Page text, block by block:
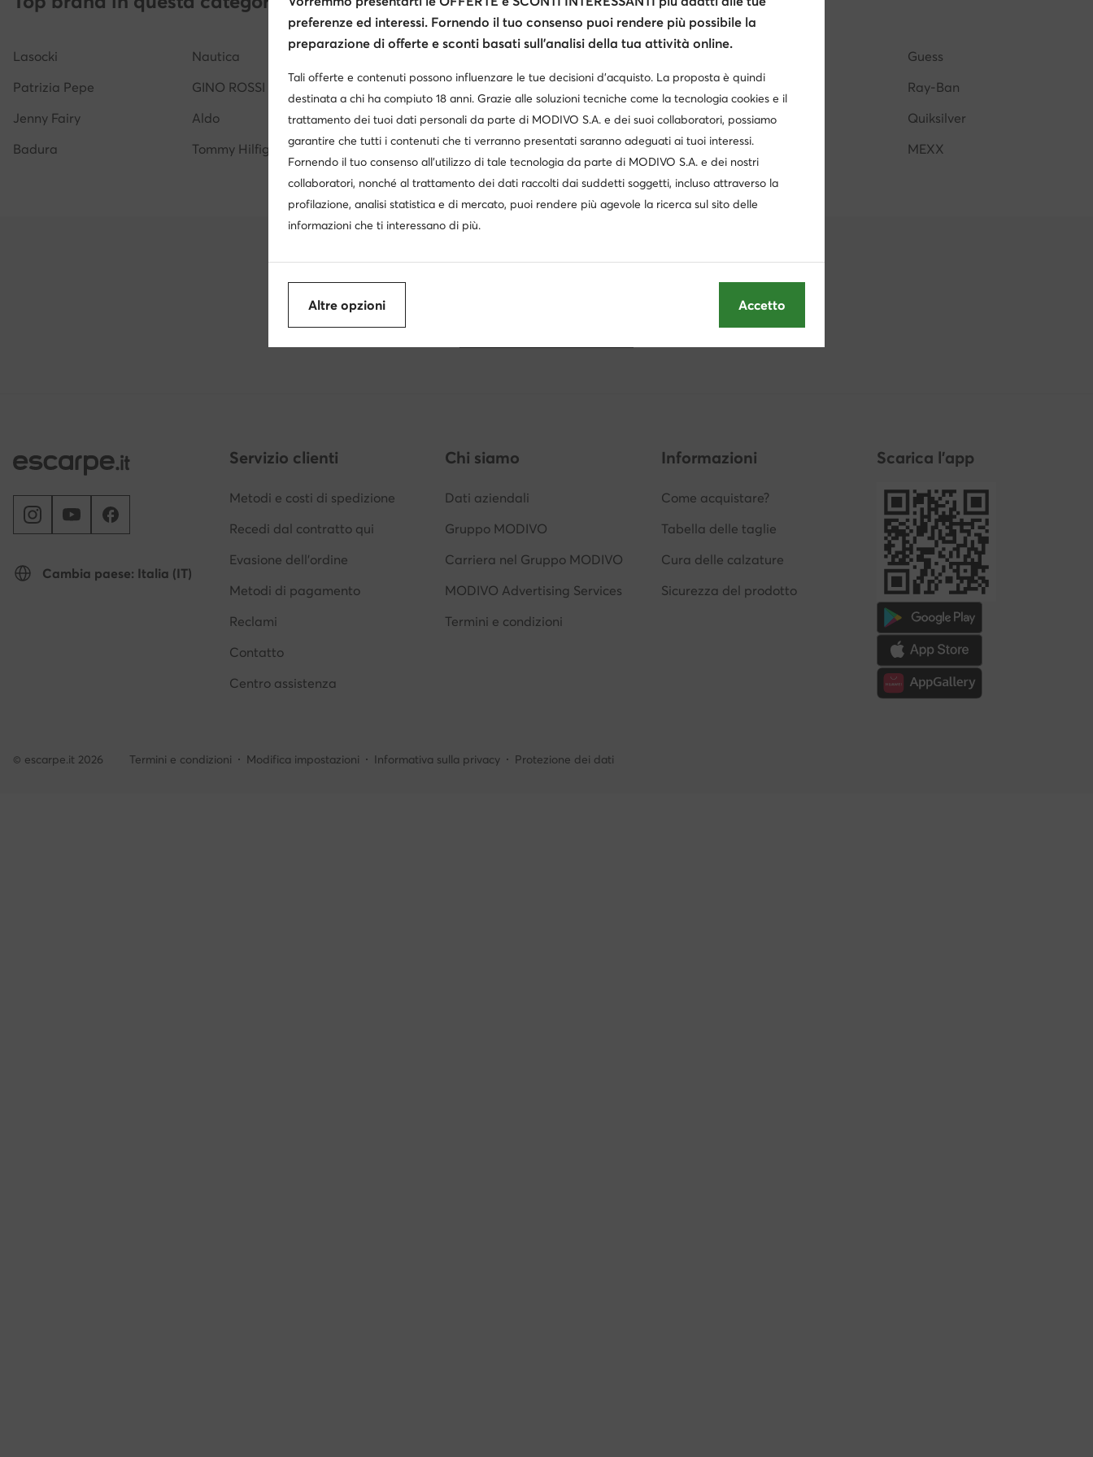
Orologi donna Liu Jo Orologio Nautica Cinture uomo firmate scontate Cintura marrone donna
Orologi Casio Capellini uomo Quiksilver
Lasocki Nautica
Guess
Patrizia Pepe
GINO ROSSI G-STAR RAW Nine West
Ray-Ban
Jenny Fairy
Aldo Billabong Kappa Shaq
Quiksilver
Badura
Tommy Hilfiger Reebok Juicy Couture DC Shoes MEXX
Cambia paese: Italia (IT)
Servizio clienti
Metodi e costi di spedizione
Recedi dal contratto qui
Evasione dell'ordine
Metodi di pagamento
Reclami
Contatto
Centro assistenza
Chi siamo
Dati aziendali
Gruppo MODIVO
Carriera nel Gruppo MODIVO
MODIVO Advertising Services
Termini e condizioni
Informazioni
Come acquistare?
Tabella delle taglie
Cura delle calzature
Sicurezza del prodotto
Scarica l'app
© escarpe.it 2026 Termini e condizioni Modifica impostazioni Informativa sulla privacy Protezione dei dati
preferenze ed interessi. Fornendo il tuo consenso puoi rendere più possibile la
preparazione di offerte e sconti basati sull’analisi della tua attività online.
Tali offerte e contenuti possono influenzare le tue decisioni d’acquisto. La proposta è quindi
destinata a chi ha compiuto 18 anni. Grazie alle soluzioni tecniche come la tecnologia cookies e il
trattamento dei tuoi dati personali da parte di MODIVO S.A. e dei suoi collaboratori, possiamo
garantire che tutti i contenuti che ti verranno presentati saranno adeguati ai tuoi interessi.
Fornendo il tuo consenso all’utilizzo di tale tecnologia da parte di MODIVO S.A. e dei nostri
collaboratori, nonché al trattamento dei dati raccolti dai suddetti soggetti, incluso attraverso la
profilazione, analisi statistica e di mercato, puoi rendere più agevole la ricerca sul sito delle
informazioni che ti interessano di più.
Altre opzioni Accetto